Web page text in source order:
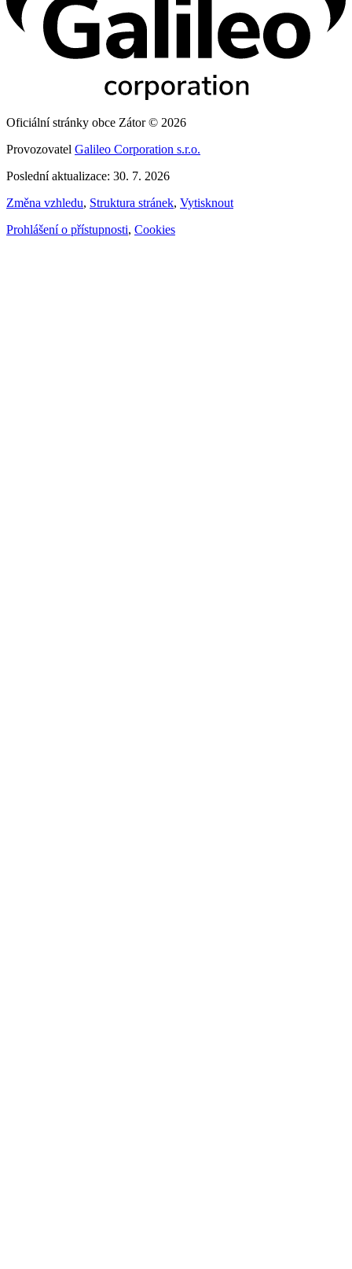
Oficiální stránky obce Zátor © 2026
Provozovatel Galileo Corporation s.r.o.
Poslední aktualizace: 30. 7. 2026
Změna vzhledu, Struktura stránek, Vytisknout
Prohlášení o přístupnosti, Cookies